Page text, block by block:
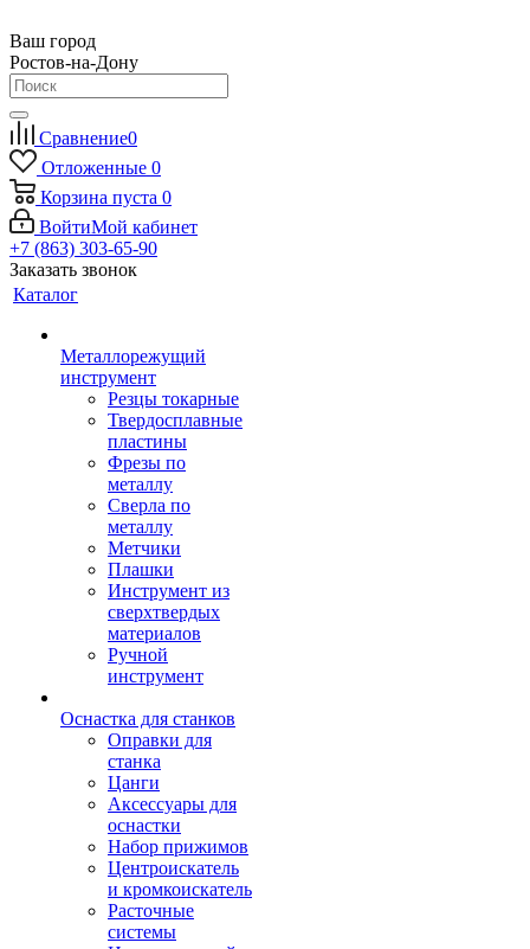
Ваш город
Ростов-на-Дону
Сравнение0
Отложенные 0
Корзина пуста 0
ВойтиМой кабинет
+7 (863) 303-65-90
Заказать звонок
Каталог
Металлорежущий
инструмент
Резцы токарные
Твердосплавные
пластины
Фрезы по
металлу
Сверла по
металлу
Метчики
Плашки
Инструмент из
сверхтвердых
материалов
Ручной
инструмент
Оснастка для станков
Оправки для
станка
Цанги
Аксессуары для
оснастки
Набор прижимов
Центроискатель
и кромкоискатель
Расточные
системы